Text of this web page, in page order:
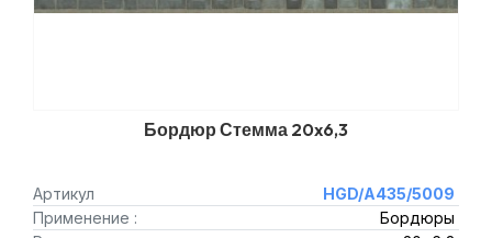
Бордюр Стемма 20x6,3
Артикул
HGD/A435/5009
Применение :
Бордюры